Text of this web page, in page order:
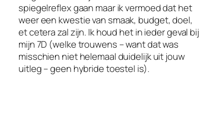
spiegelreflex gaan maar ik vermoed dat het
weer een kwestie van smaak, budget, doel,
et cetera zal zijn. Ik houd het in ieder geval bij
mijn 7D (welke trouwens – want dat was
misschien niet helemaal duidelijk uit jouw
uitleg – geen hybride toestel is).